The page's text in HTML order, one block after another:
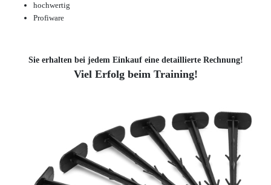
hochwertig
Profiware
Sie erhalten bei jedem Einkauf eine detaillierte Rechnung!
Viel Erfolg beim Training!